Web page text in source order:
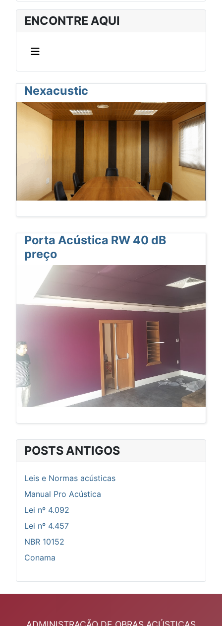
ENCONTRE AQUI
Nexacustic
Porta Acústica RW 40 dB
preço
POSTS ANTIGOS
Leis e Normas acústicas
Manual Pro Acústica
Lei nº 4.092
Lei nº 4.457
NBR 10152
Conama